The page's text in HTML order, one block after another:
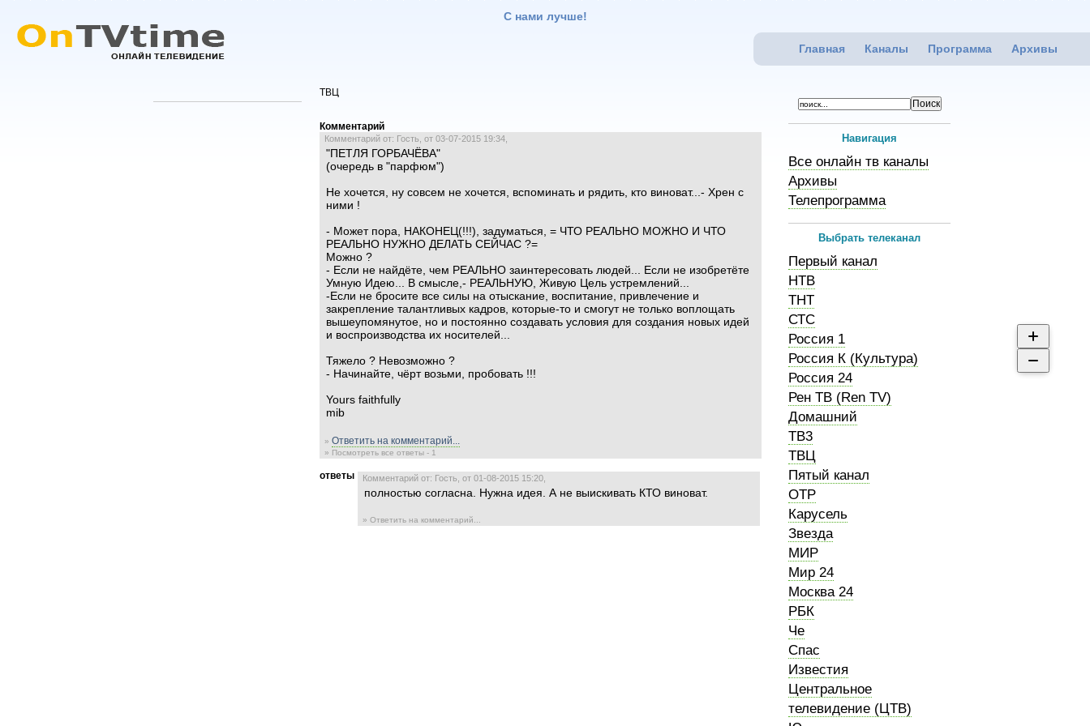
С нами лучше!
Главная Каналы Программа Архивы
ТВЦ
Комментарий
Комментарий от: Гость, от 03-07-2015 19:34,
"ПЕТЛЯ ГОРБАЧЁВА"
(очередь в "парфюм")
Не хочется, ну совсем не хочется, вспоминать и рядить, кто виноват...- Хрен с
ними !
- Может пора, НАКОНЕЦ(!!!), задуматься, = ЧТО РЕАЛЬНО МОЖНО И ЧТО
РЕАЛЬНО НУЖНО ДЕЛАТЬ СЕЙЧАС ?=
Можно ?
- Если не найдёте, чем РЕАЛЬНО заинтересовать людей... Если не изобретёте
Умную Идею... В смысле,- РЕАЛЬНУЮ, Живую Цель устремлений...
-Если не бросите все силы на отыскание, воспитание, привлечение и
закрепление талантливых кадров, которые-то и смогут не только воплощать
вышеупомянутое, но и постоянно создавать условия для создания новых идей
и воспроизводства их носителей...
Тяжело ? Невозможно ?
- Начинайте, чёрт возьми, пробовать !!!
Yours faithfully
mib
» Ответить на комментарий...
» Посмотреть все ответы - 1
ответы Комментарий от: Гость, от 01-08-2015 15:20,
полностью согласна. Нужна идея. А не выискивать КТО виноват.
» Ответить на комментарий...
Навигация
Все онлайн тв каналы
Архивы
Телепрограмма
Выбрать телеканал
Первый канал
НТВ
ТНТ
СТС
Россия 1
Россия К (Культура)
Россия 24
Рен ТВ (Ren TV)
Домашний
ТВ3
ТВЦ
Пятый канал
ОТР
Карусель
Звезда
МИР
Мир 24
Москва 24
РБК
Че
Спас
Известия
Центральное
телевидение (ЦТВ)